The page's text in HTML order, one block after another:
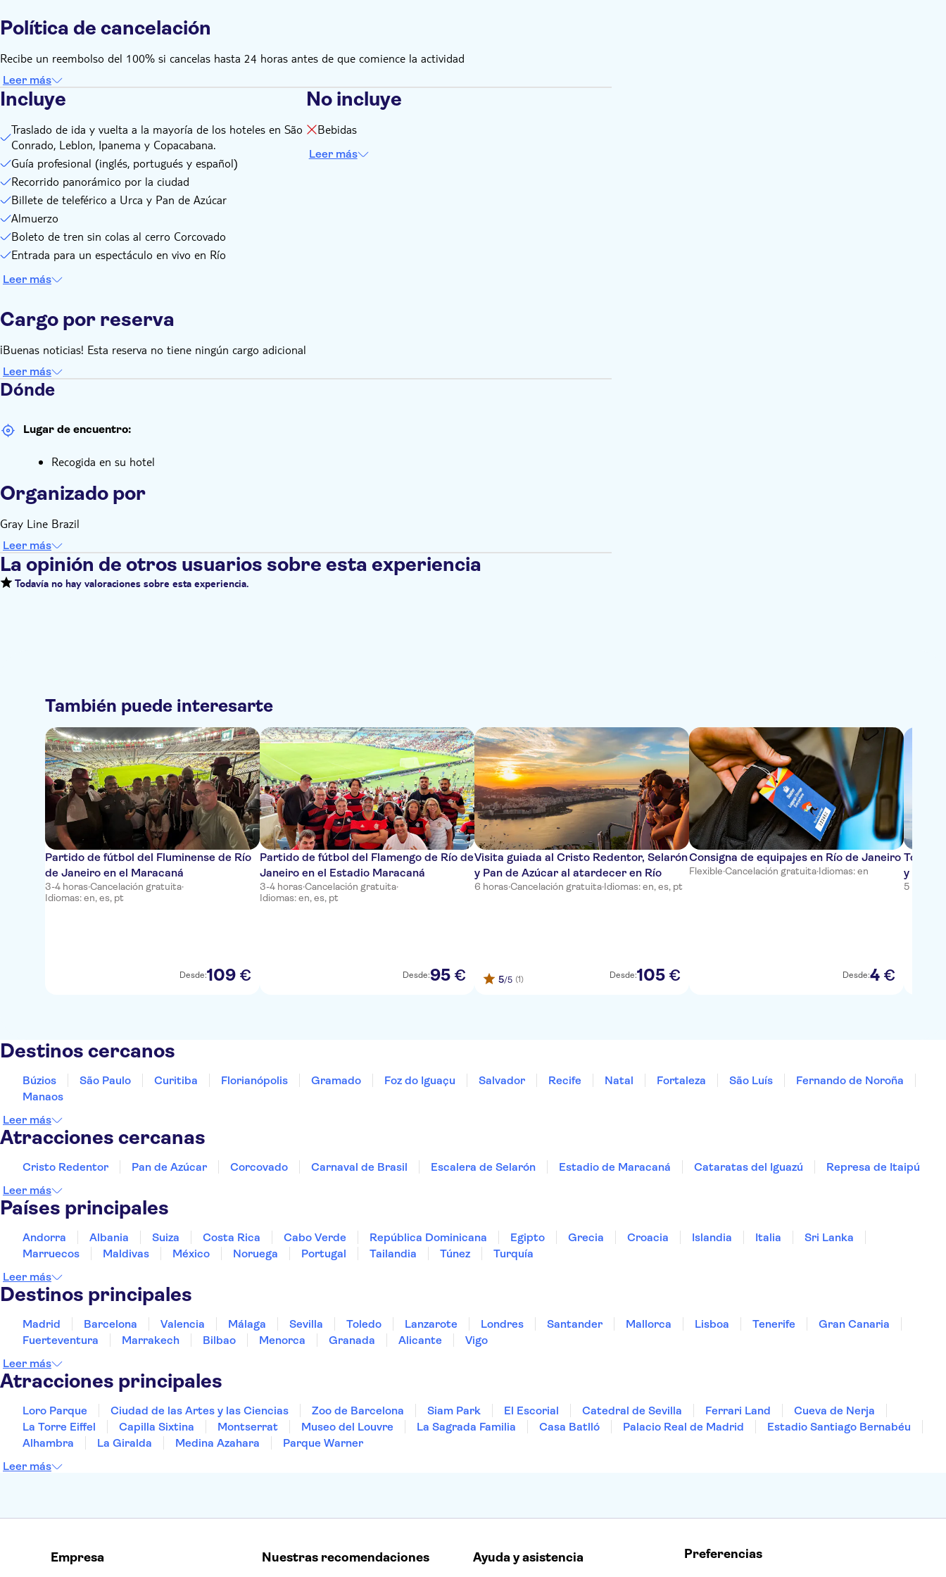
Política de cancelación
Recibe un reembolso del 100% si cancelas hasta 24 horas antes de que comience la actividad
Leer más
Incluye
Traslado de ida y vuelta a la mayoría de los hoteles en São
Conrado, Leblon, Ipanema y Copacabana.
Guía profesional (inglés, portugués y español)
Recorrido panorámico por la ciudad
Billete de teleférico a Urca y Pan de Azúcar
Almuerzo
Boleto de tren sin colas al cerro Corcovado
Entrada para un espectáculo en vivo en Río
Leer más
No incluye
Bebidas
Leer más
Cargo por reserva
¡Buenas noticias! Esta reserva no tiene ningún cargo adicional
Leer más
Dónde
Lugar de encuentro:
Recogida en su hotel
Organizado por
Gray Line Brazil
Leer más
La opinión de otros usuarios sobre esta experiencia
Todavía no hay valoraciones sobre esta experiencia.
También puede interesarte
Partido de fútbol del Fluminense de Río
de Janeiro en el Maracaná
3-4 horas·Cancelación gratuita·
Idiomas: en, es, pt
Desde:109 €
Partido de fútbol del Flamengo de Río de
Janeiro en el Estadio Maracaná
3-4 horas·Cancelación gratuita·
Idiomas: en, es, pt
Desde:95 €
Visita guiada al Cristo Redentor, Selarón
y Pan de Azúcar al atardecer en Río
6 horas·Cancelación gratuita·Idiomas: en, es, pt
5/5 (1) Desde:105 €
Consigna de equipajes en Río de Janeiro
Flexible·Cancelación gratuita·Idiomas: en
Desde:4 €
Tour
y Pan
5 horas
Destinos cercanos
Búzios São Paulo Curitiba Florianópolis Gramado Foz do Iguaçu Salvador Recife Natal Fortaleza São Luís
Fernando de Noroña
Manaos
Leer más
Atracciones cercanas
Cristo Redentor Pan de Azúcar Corcovado Carnaval de Brasil Escalera de Selarón Estadio de Maracaná Cataratas del Iguazú
Represa de Itaipú
Leer más
Países principales
Andorra Albania Suiza Costa Rica Cabo Verde República Dominicana Egipto Grecia Croacia Islandia Italia
Sri Lanka
Marruecos
Maldivas México Noruega Portugal Tailandia Túnez
Turquía
Leer más
Destinos principales
Madrid Barcelona Valencia Málaga Sevilla Toledo Lanzarote Londres Santander Mallorca Lisboa Tenerife
Gran Canaria
Fuerteventura
Marrakech Bilbao Menorca Granada Alicante
Vigo
Leer más
Atracciones principales
Loro Parque Ciudad de las Artes y las Ciencias Zoo de Barcelona Siam Park El Escorial Catedral de Sevilla Ferrari Land
Cueva de Nerja
La Torre Eiffel
Capilla Sixtina Montserrat Museo del Louvre La Sagrada Familia Casa Batlló Palacio Real de Madrid
Estadio Santiago Bernabéu
Alhambra
La Giralda Medina Azahara
Parque Warner
Leer más
Empresa Nuestras recomendaciones Ayuda y asistencia Preferencias